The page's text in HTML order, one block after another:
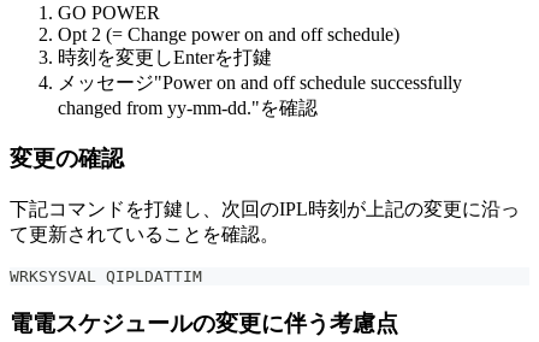
GO POWER
Opt 2 (= Change power on and off schedule)
時刻を変更しEnterを打鍵
メッセージ"Power on and off schedule successfully
changed from yy-mm-dd."を確認
変更の確認
下記コマンドを打鍵し、次回のIPL時刻が上記の変更に沿っ
て更新されていることを確認。
WRKSYSVAL QIPLDATTIM
電電スケジュールの変更に伴う考慮点